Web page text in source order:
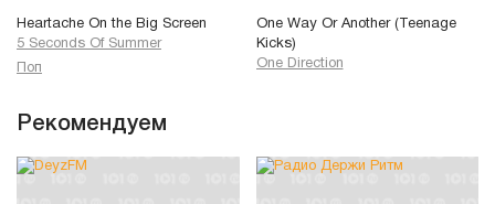
Heartache On the Big Screen
5 Seconds Of Summer
Поп
One Way Or Another (Teenage
Kicks)
One Direction
Рекомендуем